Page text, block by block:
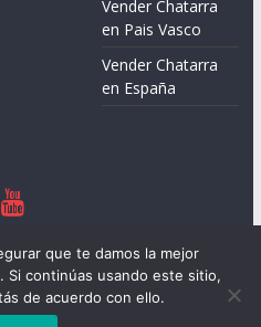
Vender Chatarra
en Pais Vasco
Vender Chatarra
en España
reservados.
Funciona conWordPress
que te damos la mejor
Si continúas usando este sitio,
de acuerdo con ello.